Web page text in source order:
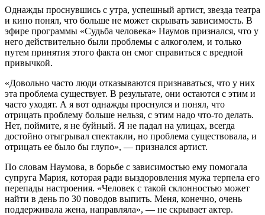
Однажды проснувшись с утра, успешный артист, звезда театра
и кино понял, что больше не может скрывать зависимость. В
эфире программы «Судьба человека» Наумов признался, что у
него действительно были проблемы с алкоголем, и только
путем принятия этого факта он смог справиться с вредной
привычкой.
«Довольно часто люди отказываются признаваться, что у них
эта проблема существует. В результате, они остаются с этим и
часто уходят. А я вот однажды проснулся и понял, что
отрицать проблему больше нельзя, с этим надо что-то делать.
Нет, поймите, я не буйный. Я не падал на улицах, всегда
достойно отыгрывал спектакли, но проблема существовала, и
отрицать ее было бы глупо», — признался артист.
По словам Наумова, в борьбе с зависимостью ему помогала
супруга Мария, которая ради выздоровления мужа терпела его
перепады настроения. «Человек с такой склонностью может
найти в день по 30 поводов выпить. Меня, конечно, очень
поддерживала жена, направляла», — не скрывает актер.